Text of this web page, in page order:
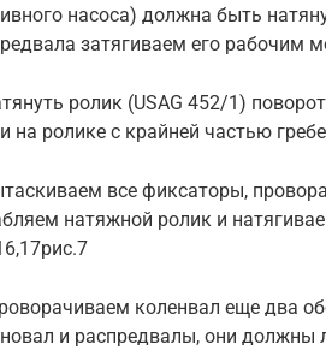
насоса) должна быть
затягиваем его рабочим
ролик (USAG 452/1)
на ролике с крайней частью
все фиксаторы,
натяжной ролик и
коленвал еще два
и распредвалы, они должны